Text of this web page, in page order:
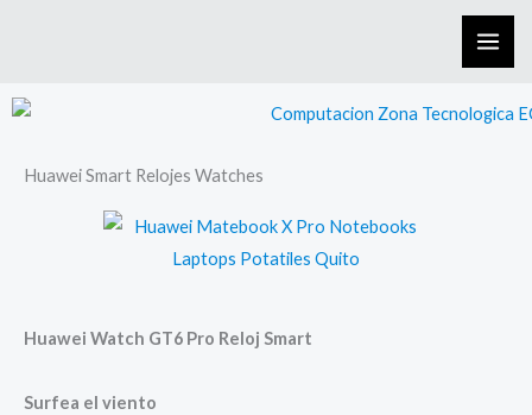
Huawei Smart Relojes Watches
Huawei Watch GT6 Pro Reloj Smart
Surfea el viento